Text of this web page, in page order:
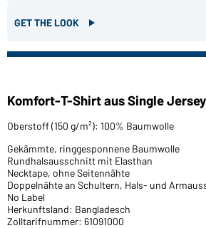
GET THE LOOK
Komfort-T-Shirt aus Single Jersey
Oberstoff (150 g/m²): 100% Baumwolle
Gekämmte, ringgesponnene Baumwolle
Rundhalsausschnitt mit Elasthan
Necktape, ohne Seitennähte
Doppelnähte an Schultern, Hals- und
No Label
Herkunftsland: Bangladesch
Zolltarifnummer: 61091000